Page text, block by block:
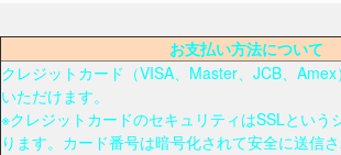
お支払い方法について
クレジットカード（VISA、Master、JCB、
いただけます。
※クレジットカードのセキュリティはSSLという
ります。カード番号は暗号化されて安全に送信